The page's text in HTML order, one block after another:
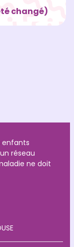
changé)
enfants
réseau
ne doit